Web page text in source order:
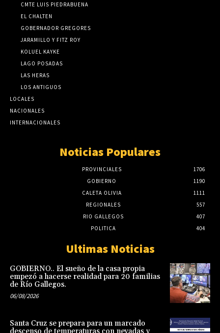
CMTE LUIS PIEDRABUENA
EL CHALTEN
GOBERNADOR GREGORES
JARAMILLO Y FITZ ROY
KOLUEL KAYKE
LAGO POSADAS
LAS HERAS
LOS ANTIGUOS
LOCALES
NACIONALES
INTERNACIONALES
Noticias Populares
PROVINCIALES
1706
GOBIERNO
1190
CALETA OLIVIA
1111
REGIONALES
557
RIO GALLEGOS
407
POLITICA
404
Ultimas Noticias
GOBIERNO.. El sueño de la casa propia
empezó a hacerse realidad para 20 familias
de Río Gallegos.
06/08/2026
Santa Cruz se prepara para un marcado